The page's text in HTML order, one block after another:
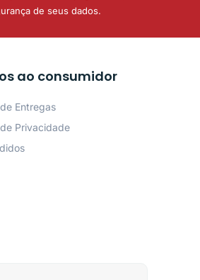
de seus dados.
ao consumidor
Entregas
Privacidade